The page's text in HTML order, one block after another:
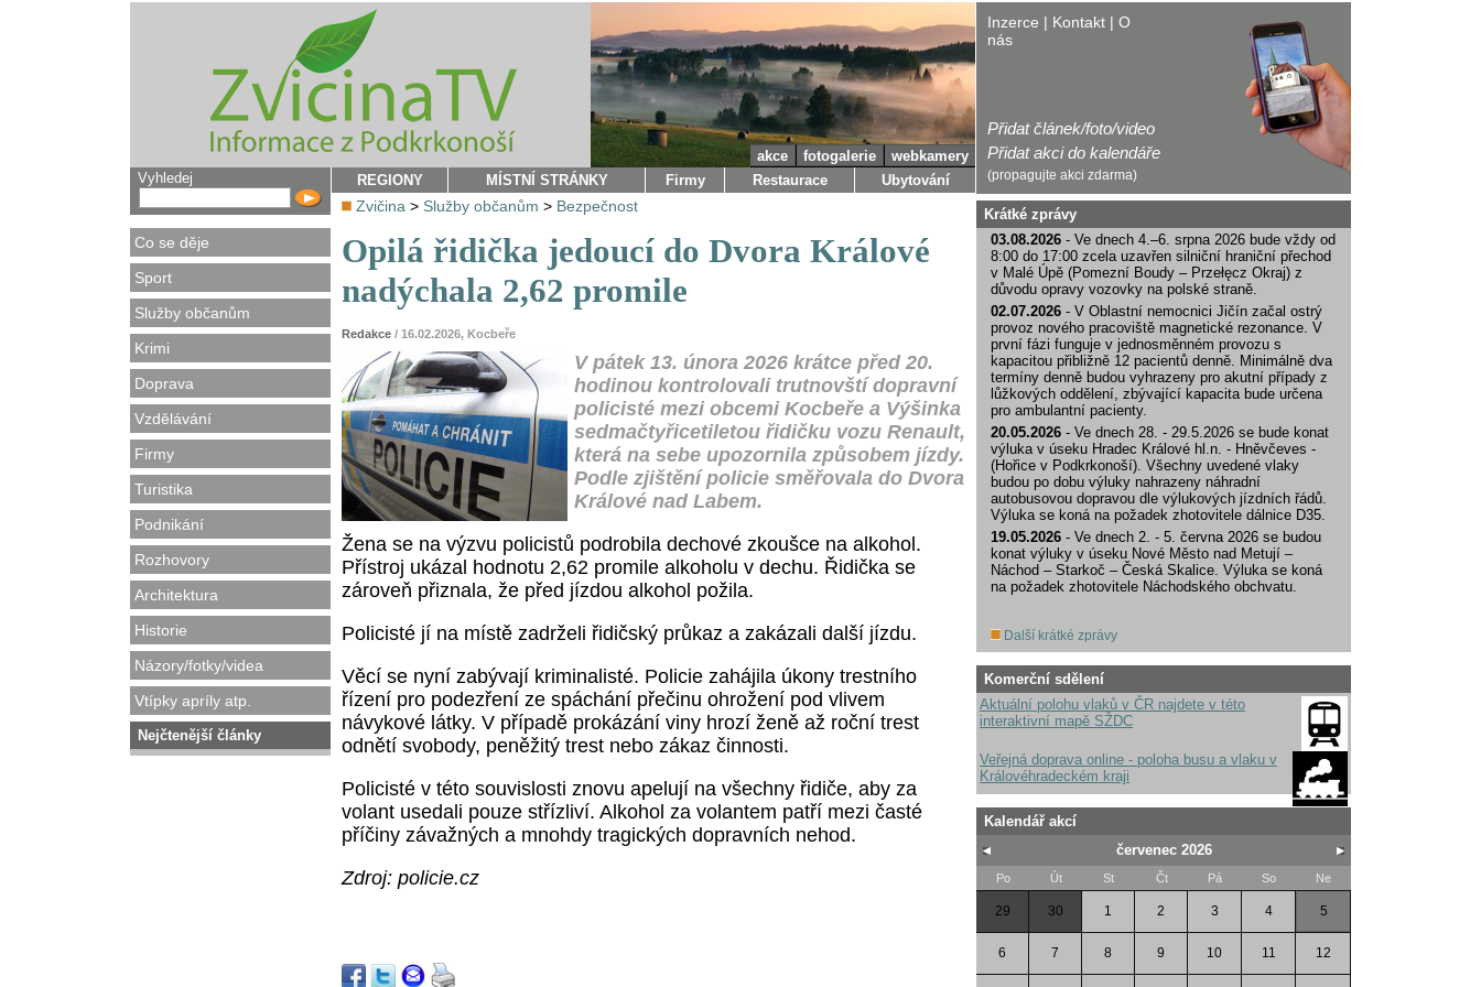
Vyhledej
Co se děje
Sport
Služby občanům
Krimi
Doprava
Vzdělávání
Firmy
Turistika
Podnikání
Rozhovory
Architektura
Historie
Názory/fotky/videa
Vtípky apríly atp.
Nejčtenější články
Inzerce | Kontakt | O
nás
Přidat článek/foto/video
Přidat akci do kalendáře
(propagujte akci zdarma)
akce fotogalerie
webkamery
REGIONY
MÍSTNÍ STRÁNKY Firmy Restaurace Ubytování
Zvičina > Služby občanům > Bezpečnost
Opilá řidička jedoucí do Dvora Králové
nadýchala 2,62 promile
Redakce / 16.02.2026, Kocbeře
V pátek 13. února 2026 krátce před 20.
hodinou kontrolovali trutnovští dopravní
policisté mezi obcemi Kocbeře a Výšinka
sedmačtyřicetiletou řidičku vozu Renault,
která na sebe upozornila způsobem jízdy.
Podle zjištění policie směřovala do Dvora
Králové nad Labem.
Žena se na výzvu policistů podrobila dechové zkoušce na alkohol.
Přístroj ukázal hodnotu 2,62 promile alkoholu v dechu. Řidička se
zároveň přiznala, že před jízdou alkohol požila.
Policisté jí na místě zadrželi řidičský průkaz a zakázali další jízdu.
Věcí se nyní zabývají kriminalisté. Policie zahájila úkony trestního
řízení pro podezření ze spáchání přečinu ohrožení pod vlivem
návykové látky. V případě prokázání viny hrozí ženě až roční trest
odnětí svobody, peněžitý trest nebo zákaz činnosti.
Policisté v této souvislosti znovu apelují na všechny řidiče, aby za
volant usedali pouze střízliví. Alkohol za volantem patří mezi časté
příčiny závažných a mnohdy tragických dopravních nehod.
Zdroj: policie.cz
Krátké zprávy
03.08.2026 - Ve dnech 4.–6. srpna 2026 bude vždy od
8:00 do 17:00 zcela uzavřen silniční hraniční přechod
v Malé Úpě (Pomezní Boudy – Przełęcz Okraj) z
důvodu opravy vozovky na polské straně.
02.07.2026 - V Oblastní nemocnici Jičín začal ostrý
provoz nového pracoviště magnetické rezonance. V
první fázi funguje v jednosměnném provozu s
kapacitou přibližně 12 pacientů denně. Minimálně dva
termíny denně budou vyhrazeny pro akutní případy z
lůžkových oddělení, zbývající kapacita bude určena
pro ambulantní pacienty.
20.05.2026 - Ve dnech 28. - 29.5.2026 se bude konat
výluka v úseku Hradec Králové hl.n. - Hněvčeves -
(Hořice v Podkrkonoší). Všechny uvedené vlaky
budou po dobu výluky nahrazeny náhradní
autobusovou dopravou dle výlukových jízdních řádů.
Výluka se koná na požadek zhotovitele dálnice D35.
19.05.2026 - Ve dnech 2. - 5. června 2026 se budou
konat výluky v úseku Nové Město nad Metují –
Náchod – Starkoč – Česká Skalice. Výluka se koná
na požadek zhotovitele Náchodského obchvatu.
Další krátké zprávy
Komerční sdělení
Aktuální polohu vlaků v ČR najdete v této
interaktivní mapě SŽDC
Veřejná doprava online - poloha busu a vlaku v
Královéhradeckém kraji
Kalendář akcí
červenec 2026
Po Út St Čt Pá So Ne
29 30 1 2 3 4 5
6 7 8 9 10 11 12